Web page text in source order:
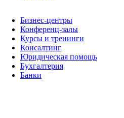
Бизнес-центры
Конференц-залы
Курсы и тренинги
Консалтинг
Юридическая помощь
Бухгалтерия
Банки